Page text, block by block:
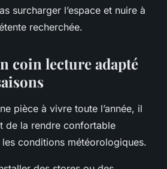
surcharger l’espace et nuire à
recherchée.
coin lecture adapté
pièce à vivre toute l’année, il
de la rendre confortable
conditions météorologiques.